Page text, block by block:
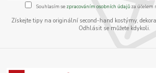
Souhlasím se zpracováním osobních údajůza účelem
Získejte tipy na originální second-hand kostýmy,
Odhlásit se můžete kdykoli.